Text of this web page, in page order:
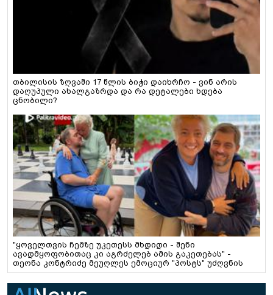
თბილისის ზღვაში 17 წლის ბიჭი დაიხრჩო - ვინ არის
დაღუპული ახალგაზრდა და რა დეტალები ხდება
ცნობილი?
"ყოველთვის ჩემზე უკეთესს მხდიდი - შენი
ავადმყოფობითაც კი აგრძელებ ამის გაკეთებას" -
თეონა კონტრიძე მეუღლეს ემოციურ "პოსტს" უძღვნის